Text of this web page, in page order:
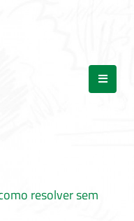
resolver sem